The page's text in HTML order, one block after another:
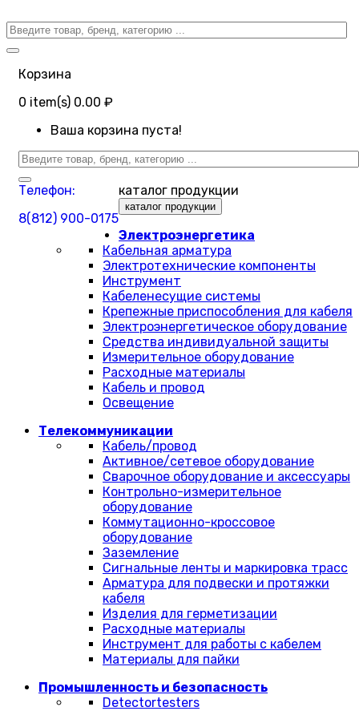
Корзина
0 item(s) 0.00 ₽
Ваша корзина пуста!
Телефон:
8(812) 900-0175
каталог продукции
каталог продукции
Электроэнергетика
Кабельная арматура
Электротехнические компоненты
Инструмент
Кабеленесущие системы
Крепежные приспособления для кабеля
Электроэнергетическое оборудование
Средства индивидуальной защиты
Измерительное оборудование
Расходные материалы
Кабель и провод
Освещение
Телекоммуникации
Кабель/провод
Активное/сетевое оборудование
Сварочное оборудование и аксессуары
Контрольно-измерительное
оборудование
Коммутационно-кроссовое
оборудование
Заземление
Сигнальные ленты и маркировка трасс
Арматура для подвески и протяжки
кабеля
Изделия для герметизации
Расходные материалы
Инструмент для работы с кабелем
Материалы для пайки
Промышленность и безопасность
Detectortesters